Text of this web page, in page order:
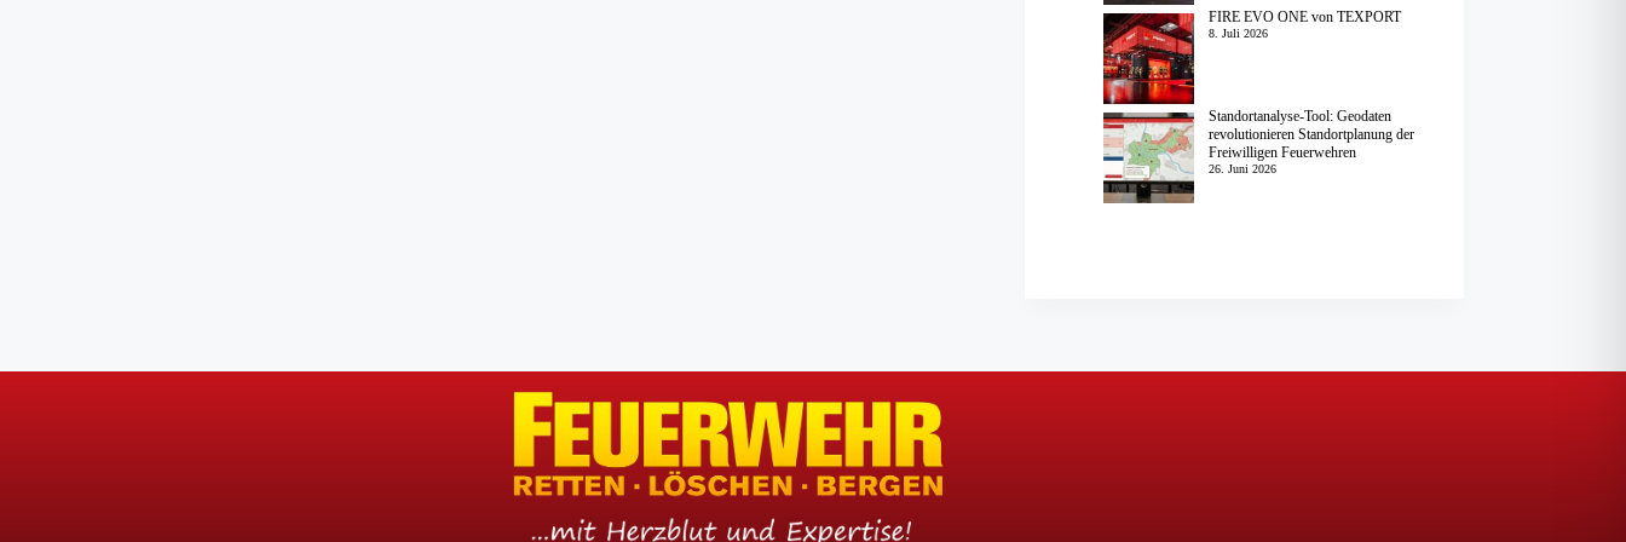
FIRE EVO ONE von TEXPORT
8. Juli 2026
Standortanalyse-Tool: Geodaten
revolutionieren Standortplanung der
Freiwilligen Feuerwehren
26. Juni 2026